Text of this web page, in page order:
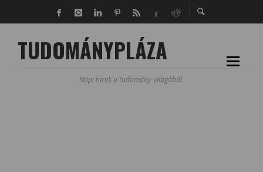
TUDOMÁNYPLÁZA
Napi hírek a tudomány világából.